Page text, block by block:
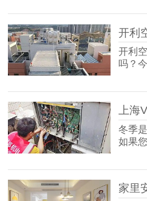
开利
吗？
上海
冬季
如果